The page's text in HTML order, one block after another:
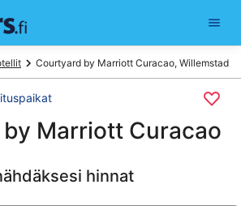
Courtyard by Marriott Curacao, Willemstad
Marriott Curacao
hinnat